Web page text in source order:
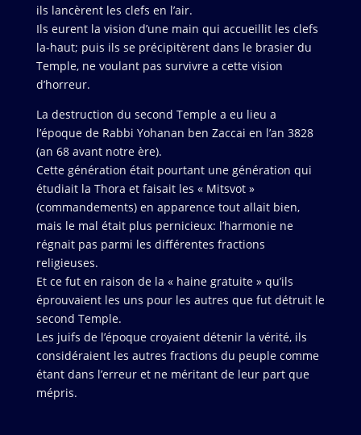
ils lancèrent les clefs en l’air.
Ils eurent la vision d’une main qui accueillit les clefs
la-haut; puis ils se précipitèrent dans le brasier du
Temple, ne voulant pas survivre a cette vision
d’horreur.
La destruction du second Temple a eu lieu a
l’époque de Rabbi Yohanan ben Zaccai en l’an 3828
(an 68 avant notre ère).
Cette génération était pourtant une génération qui
étudiait la Thora et faisait les « Mitsvot »
(commandements) en apparence tout allait bien,
mais le mal était plus pernicieux: l’harmonie ne
régnait pas parmi les différentes fractions
religieuses.
Et ce fut en raison de la « haine gratuite » qu’ils
éprouvaient les uns pour les autres que fut détruit le
second Temple.
Les juifs de l’époque croyaient détenir la vérité, ils
considéraient les autres fractions du peuple comme
étant dans l’erreur et ne méritant de leur part que
mépris.